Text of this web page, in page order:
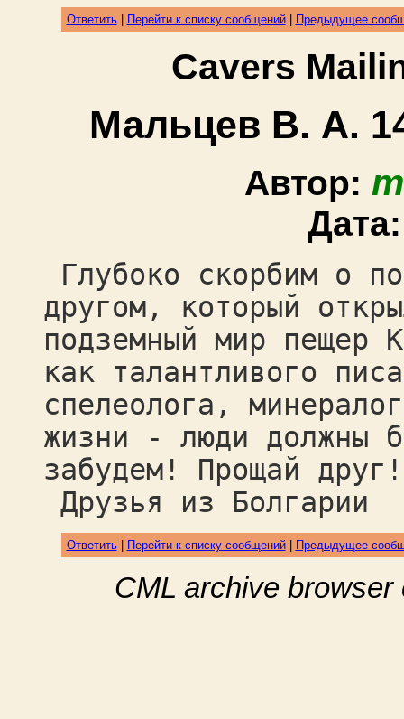
Ответить| Перейти к списку сообщений| Предыдущее
Cavers
Мальцев В. А.
Автор:
Глубоко скорбим о
другом, который
подземный мир пещер
как талантливого
спелеолога,
жизни - люди должны
забудем! Прощай друг!
Друзья из Болгарии
Ответить| Перейти к списку сообщений| Предыдущее
CML archive